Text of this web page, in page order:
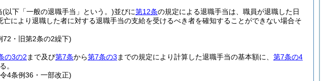
(以下「一般の退職手当」という。)並びに第12条の規定による退職手当は、職員が退職した日
亡により退職した者に対する退職手当の支給を受けるべき者を確知することができない場合そ
・旧第2条の2繰下)
の3の2 まで及び第7条から第7条の3 までの規定により計算した退職手当の基本額に、 第7条の4
。
4条例36・一部改正)